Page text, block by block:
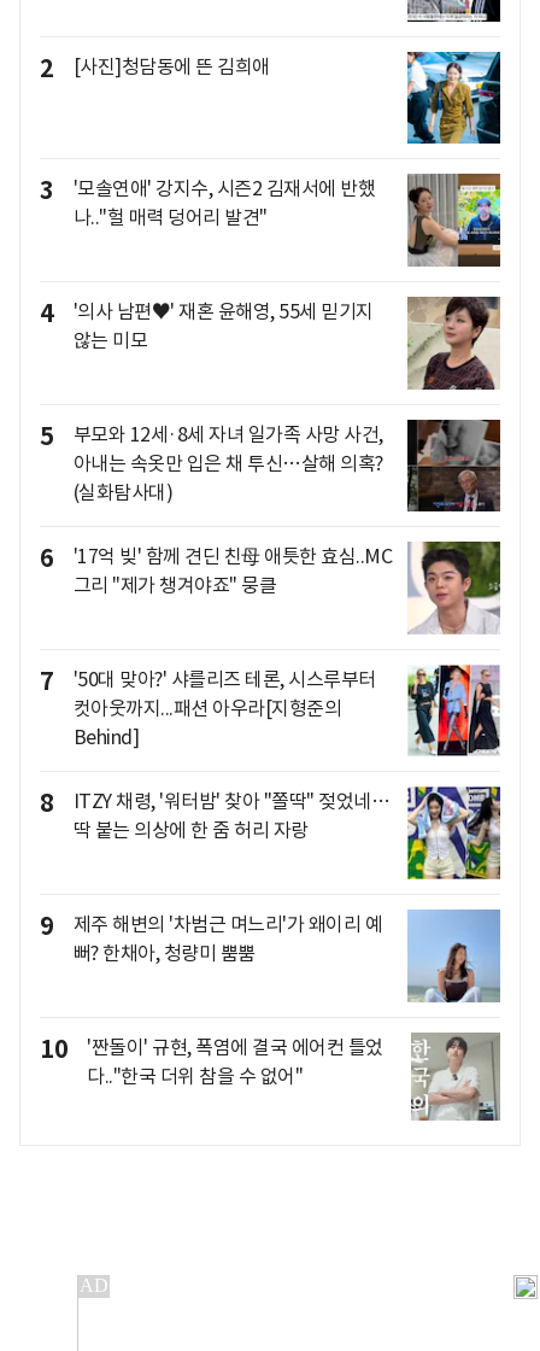
2 [사진]청담동에 뜬 김희애
3
'모솔연애' 강지수, 시즌2 김재서에 반했
나.."헐 매력 덩어리 발견"
4
'의사 남편♥' 재혼 윤해영, 55세 믿기지
않는 미모
5
부모와 12세·8세 자녀 일가족 사망 사건,
아내는 속옷만 입은 채 투신…살해 의혹?
(실화탐사대)
6
'17억 빚' 함께 견딘 친母 애틋한 효심..MC
그리 "제가 챙겨야죠" 뭉클
7
'50대 맞아?' 샤를리즈 테론, 시스루부터
컷아웃까지...패션 아우라[지형준의
Behind]
8
ITZY 채령, '워터밤' 찾아 "쫄딱" 젖었네…
딱 붙는 의상에 한 줌 허리 자랑
9
제주 해변의 '차범근 며느리'가 왜이리 예
뻐? 한채아, 청량미 뿜뿜
10
'짠돌이' 규현, 폭염에 결국 에어컨 틀었
다.."한국 더위 참을 수 없어"